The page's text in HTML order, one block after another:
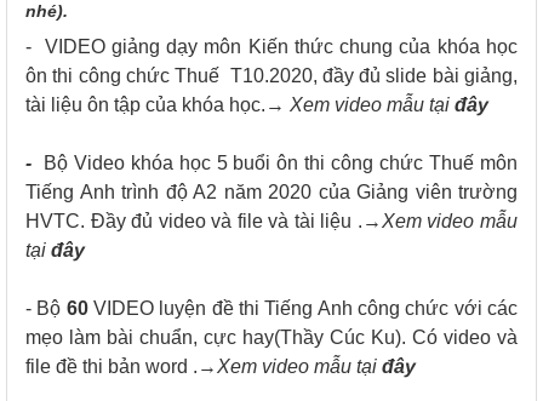
nhé).
- VIDEO giảng dạy môn Kiến thức chung của khóa học
ôn thi công chức Thuế T10.2020, đầy đủ slide bài giảng,
tài liệu ôn tập của khóa học.→ Xem video mẫu tại đây
-
Bộ Video khóa học 5 buổi ôn thi công chức Thuế môn
Tiếng Anh trình độ A2 năm 2020 của Giảng viên trường
HVTC. Đầy đủ video và file và tài liệu .→Xem video mẫu
tại đây
- Bộ 60VIDEO luyện đề thi Tiếng Anh công chức với các
mẹo làm bài chuẩn, cực hay(Thầy Cúc Ku). Có video và
file đề thi bản word .→Xem video mẫu tại đây